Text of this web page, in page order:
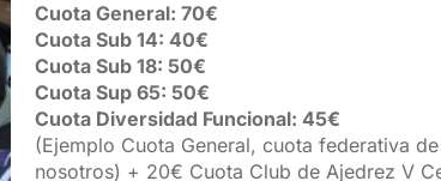
Cuota General: 70€
Cuota Sub 14: 40€
Cuota Sub 18: 50€
Cuota Sup 65: 50€
Cuota Diversidad Funcional: 45€
(Ejemplo Cuota General, cuota federativa
nosotros) + 20€ Cuota Club de Ajedrez V